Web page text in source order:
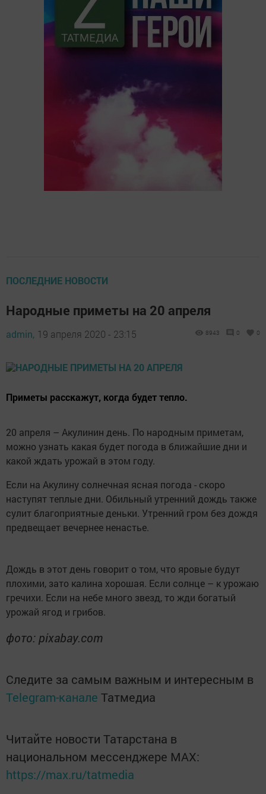
ПОСЛЕДНИЕ НОВОСТИ
Народные приметы на 20 апреля
admin, 19 апреля 2020 - 23:15 8943 0 0
Приметы расскажут, когда будет тепло.
20 апреля – Акулинин день. По народным приметам,
можно узнать какая будет погода в ближайшие дни и
какой ждать урожай в этом году.
Если на Акулину солнечная ясная погода - скоро
наступят теплые дни. Обильный утренний дождь также
сулит благоприятные деньки. Утренний гром без дождя
предвещает вечернее ненастье.
Дождь в этот день говорит о том, что яровые будут
плохими, зато калина хорошая. Если солнце – к урожаю
гречихи. Если на небе много звезд, то жди богатый
урожай ягод и грибов.
фото: pixabay.com
Следите за самым важным и интересным в
Telegram-канале Татмедиа
Читайте новости Татарстана в
национальном мессенджере MАХ:
https://max.ru/tatmedia